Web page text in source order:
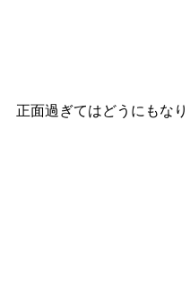
正面過ぎてはどうにもなり